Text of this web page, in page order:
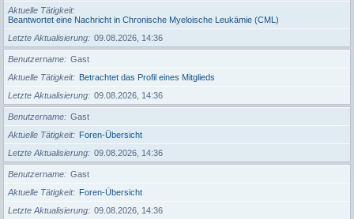
Aktuelle Tätigkeit
Beantwortet eine Nachricht in Chronische Myeloische Leukämie (CML)
Letzte Aktualisierung
09.08.2026, 14:36
Benutzername
Gast
Aktuelle Tätigkeit
Betrachtet das Profil eines Mitglieds
Letzte Aktualisierung
09.08.2026, 14:36
Benutzername
Gast
Aktuelle Tätigkeit
Foren-Übersicht
Letzte Aktualisierung
09.08.2026, 14:36
Benutzername
Gast
Aktuelle Tätigkeit
Foren-Übersicht
Letzte Aktualisierung
09.08.2026, 14:36